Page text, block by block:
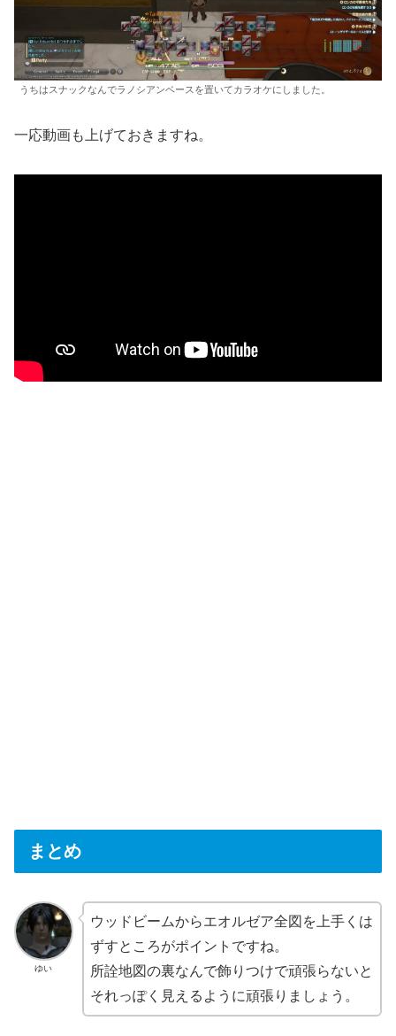
うちはスナックなんでラノシアンベースを置いてカラオケにしました。
一応動画も上げておきますね。
まとめ
ゆい
ウッドビームからエオルゼア全図を上手くは
ずすところがポイントですね。
所詮地図の裏なんで飾りつけで頑張らないと
それっぽく見えるように頑張りましょう。